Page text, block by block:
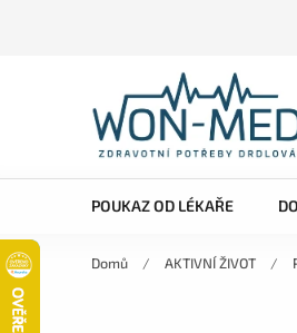
POUKAZ OD LÉKAŘE
Domů / AKTIVNÍ ŽIVOT /